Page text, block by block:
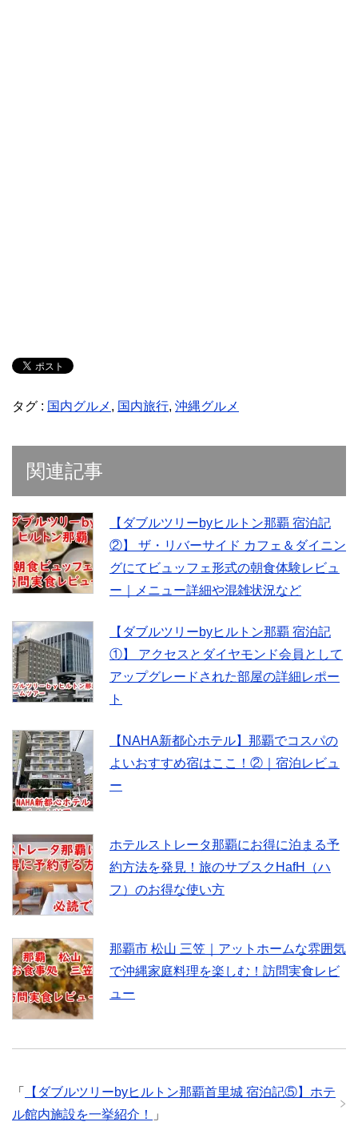
タグ : 国内グルメ , 国内旅行, 沖縄グルメ
関連記事
【ダブルツリーbyヒルトン那覇 宿泊記
②】 ザ・リバーサイド カフェ＆ダイニン
グにてビュッフェ形式の朝食体験レビュ
ー｜メニュー詳細や混雑状況など
【ダブルツリーbyヒルトン那覇 宿泊記
①】 アクセスとダイヤモンド会員として
アップグレードされた部屋の詳細レポー
ト
【NAHA新都心ホテル】那覇でコスパの
よいおすすめ宿はここ！②｜宿泊レビュ
ー
ホテルストレータ那覇にお得に泊まる予
約方法を発見！旅のサブスクHafH（ハ
フ）のお得な使い方
那覇市 松山 三笠｜アットホームな雰囲気
で沖縄家庭料理を楽しむ！訪問実食レビ
ュー
「
【ダブルツリーbyヒルトン那覇首里城 宿泊記⑤】ホテ
ル館内施設を一挙紹介！
」